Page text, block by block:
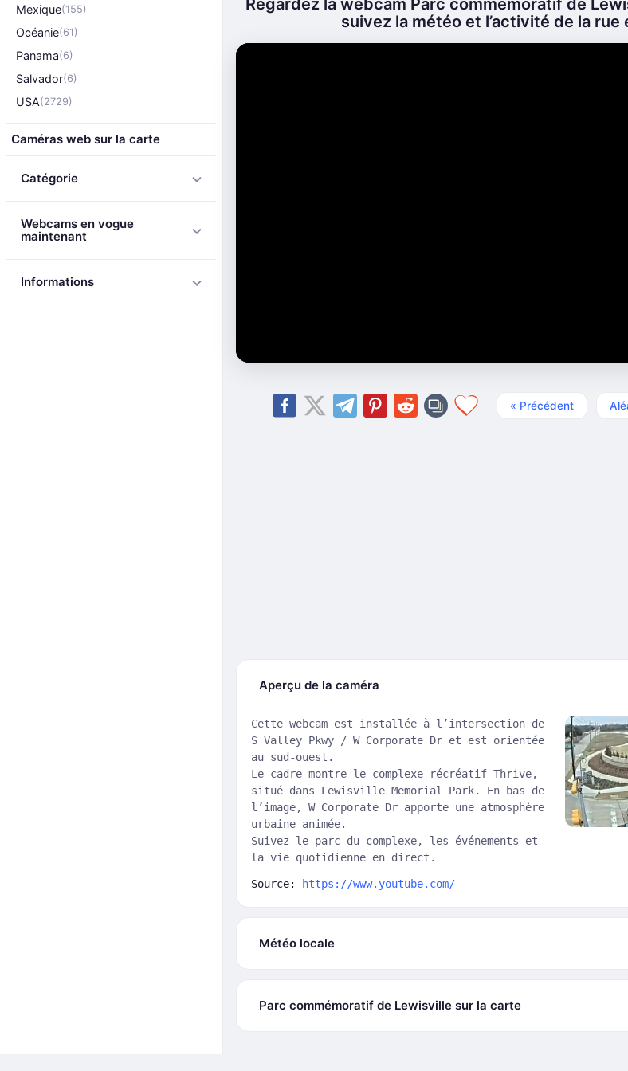
Mexique(155)
Océanie(61)
Panama(6)
Salvador(6)
USA(2729)
Caméras web sur la carte
Catégorie
Webcams en vogue
maintenant
Informations
Regardez la webcam Parc commémoratif de
suivez la météo et l’activité de la rue
« Précédent
Aperçu de la caméra
Cette webcam est installée à l’intersection de
S Valley Pkwy / W Corporate Dr et est orientée
au sud-ouest.
Le cadre montre le complexe récréatif Thrive,
situé dans Lewisville Memorial Park. En bas de
l’image, W Corporate Dr apporte une atmosphère
urbaine animée.
Suivez le parc du complexe, les événements et
la vie quotidienne en direct.
Source: https://www.youtube.com/
Météo locale
Parc commémoratif de Lewisville sur la carte